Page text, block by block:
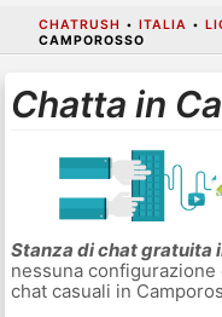
CHATRUSH • ITALIA •
CAMPOROSSO
Chatta in
Stanza di chat gratuita
nessuna
chat casuali in